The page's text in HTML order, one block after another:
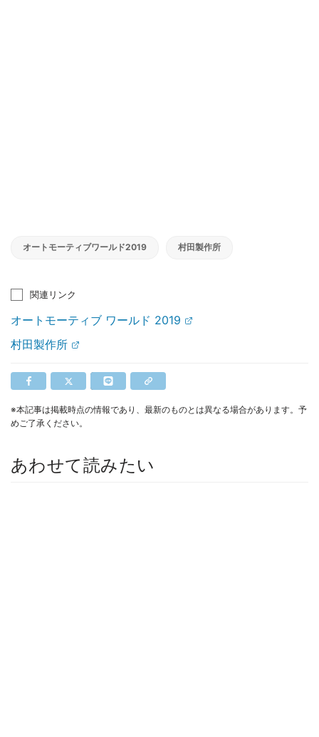
オートモーティブワールド2019 村田製作所
関連リンク
オートモーティブ ワールド 2019
村田製作所
※本記事は掲載時点の情報であり、最新のものとは異なる場合があります。予
めご了承ください。
あわせて読みたい